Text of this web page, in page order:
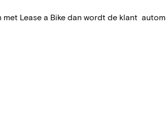
Lease a Bike dan wordt de klant